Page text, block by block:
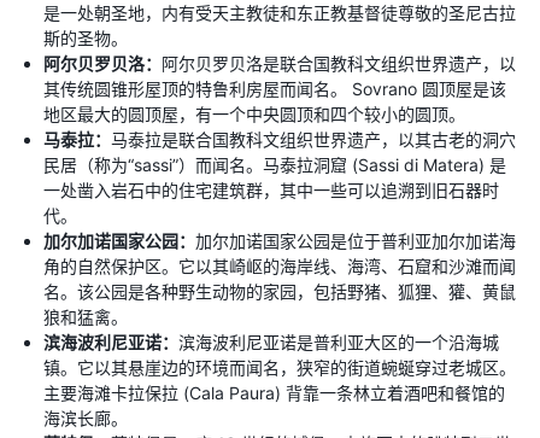
是一处朝圣地，内有受天主教徒和东正教基督徒尊敬的圣尼古拉
斯的圣物。
阿尔贝罗贝洛： 阿尔贝罗贝洛是联合国教科文组织世界遗产，以
其传统圆锥形屋顶的特鲁利房屋而闻名。 Sovrano 圆顶屋是该
地区最大的圆顶屋，有一个中央圆顶和四个较小的圆顶。
马泰拉： 马泰拉是联合国教科文组织世界遗产，以其古老的洞穴
民居（称为“sassi”）而闻名。马泰拉洞窟 (Sassi di Matera) 是
一处凿入岩石中的住宅建筑群，其中一些可以追溯到旧石器时
代。
加尔加诺国家公园： 加尔加诺国家公园是位于普利亚加尔加诺海
角的自然保护区。它以其崎岖的海岸线、海湾、石窟和沙滩而闻
名。该公园是各种野生动物的家园，包括野猪、狐狸、獾、黄鼠
狼和猛禽。
滨海波利尼亚诺： 滨海波利尼亚诺是普利亚大区的一个沿海城
镇。它以其悬崖边的环境而闻名，狭窄的街道蜿蜒穿过老城区。
主要海滩卡拉保拉 (Cala Paura) 背靠一条林立着酒吧和餐馆的
海滨长廊。